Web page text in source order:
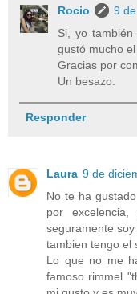
Rocio
9
Si, yo
gustó mucho el
Gracias por
Un besazo.
Responder
Laura 9 de
No te ha
por
seguramente soy
tambien tengo el
Lo que no me
famoso rimmel